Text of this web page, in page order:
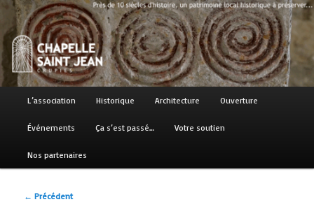
Aller
contenu
principalChapelle Saint Jean
Près de 10 siècles d'histoire, un patrimoine local historique à préserver…
L’association Historique Architecture Ouverture
Événements Ça s’est passé… Votre soutien
Nos partenaires
Navigation
← Précédent